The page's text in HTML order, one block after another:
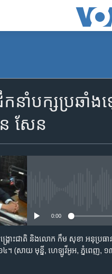
Apple
កនាំ​បក្ស​ប្រឆាំ
សែន
0:00
ោះ​ជាតិ និង​លោក កឹម សុខា អនុប្រធា
១៤។ (សាយ មុន្នី, ហេឡូវីអូអ, ភ្នំពេញ,